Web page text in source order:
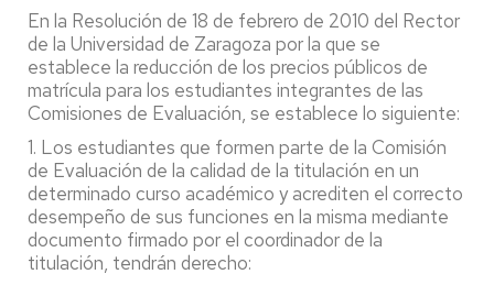
En la Resolución de 18 de febrero de 2010 del Rector
de la Universidad de Zaragoza por la que se
establece la reducción de los precios públicos de
matrícula para los estudiantes integrantes de las
Comisiones de Evaluación, se establece lo siguiente:
1. Los estudiantes que formen parte de la Comisión
de Evaluación de la calidad de la titulación en un
determinado curso académico y acrediten el correcto
desempeño de sus funciones en la misma mediante
documento firmado por el coordinador de la
titulación, tendrán derecho: